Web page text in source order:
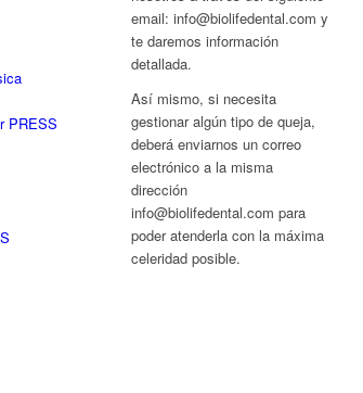
PRESS
email: info@biolifedental.com y
te daremos información
detallada.
Así mismo, si necesita
gestionar algún tipo de queja,
deberá enviarnos un correo
electrónico a la misma
dirección
info@biolifedental.com para
poder atenderla con la máxima
celeridad posible.